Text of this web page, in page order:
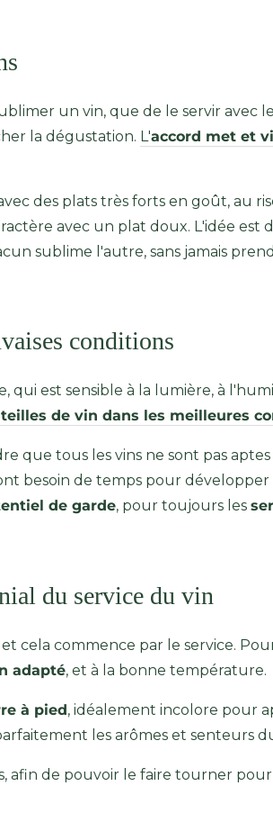
un vin, que de le servir avec
la dégustation. L'accord met et
des plats très forts en goût, au
avec un plat doux. L'idée est
sublime l'autre, sans jamais
conditions
qui est sensible à la lumière, à
de vin dans les meilleures
que tous les vins ne sont pas
besoin de temps pour
de garde, pour toujours les
du service du vin
cela commence par le service.
adapté, et à la bonne température.
à pied, idéalement incolore pour
les arômes et senteurs
afin de pouvoir le faire tourner